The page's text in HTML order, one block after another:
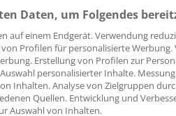
mit einem deutlich
der Gefäße und einer
rechnen.
Daten, um Folgendes
auf einem Endgerät. Verwendung
Profilen für personalisierte
Erstellung von Profilen zur
personalisierter Inhalte.
Inhalten. Analyse von Zielgruppen
Quellen. Entwicklung und
Auswahl von Inhalten.